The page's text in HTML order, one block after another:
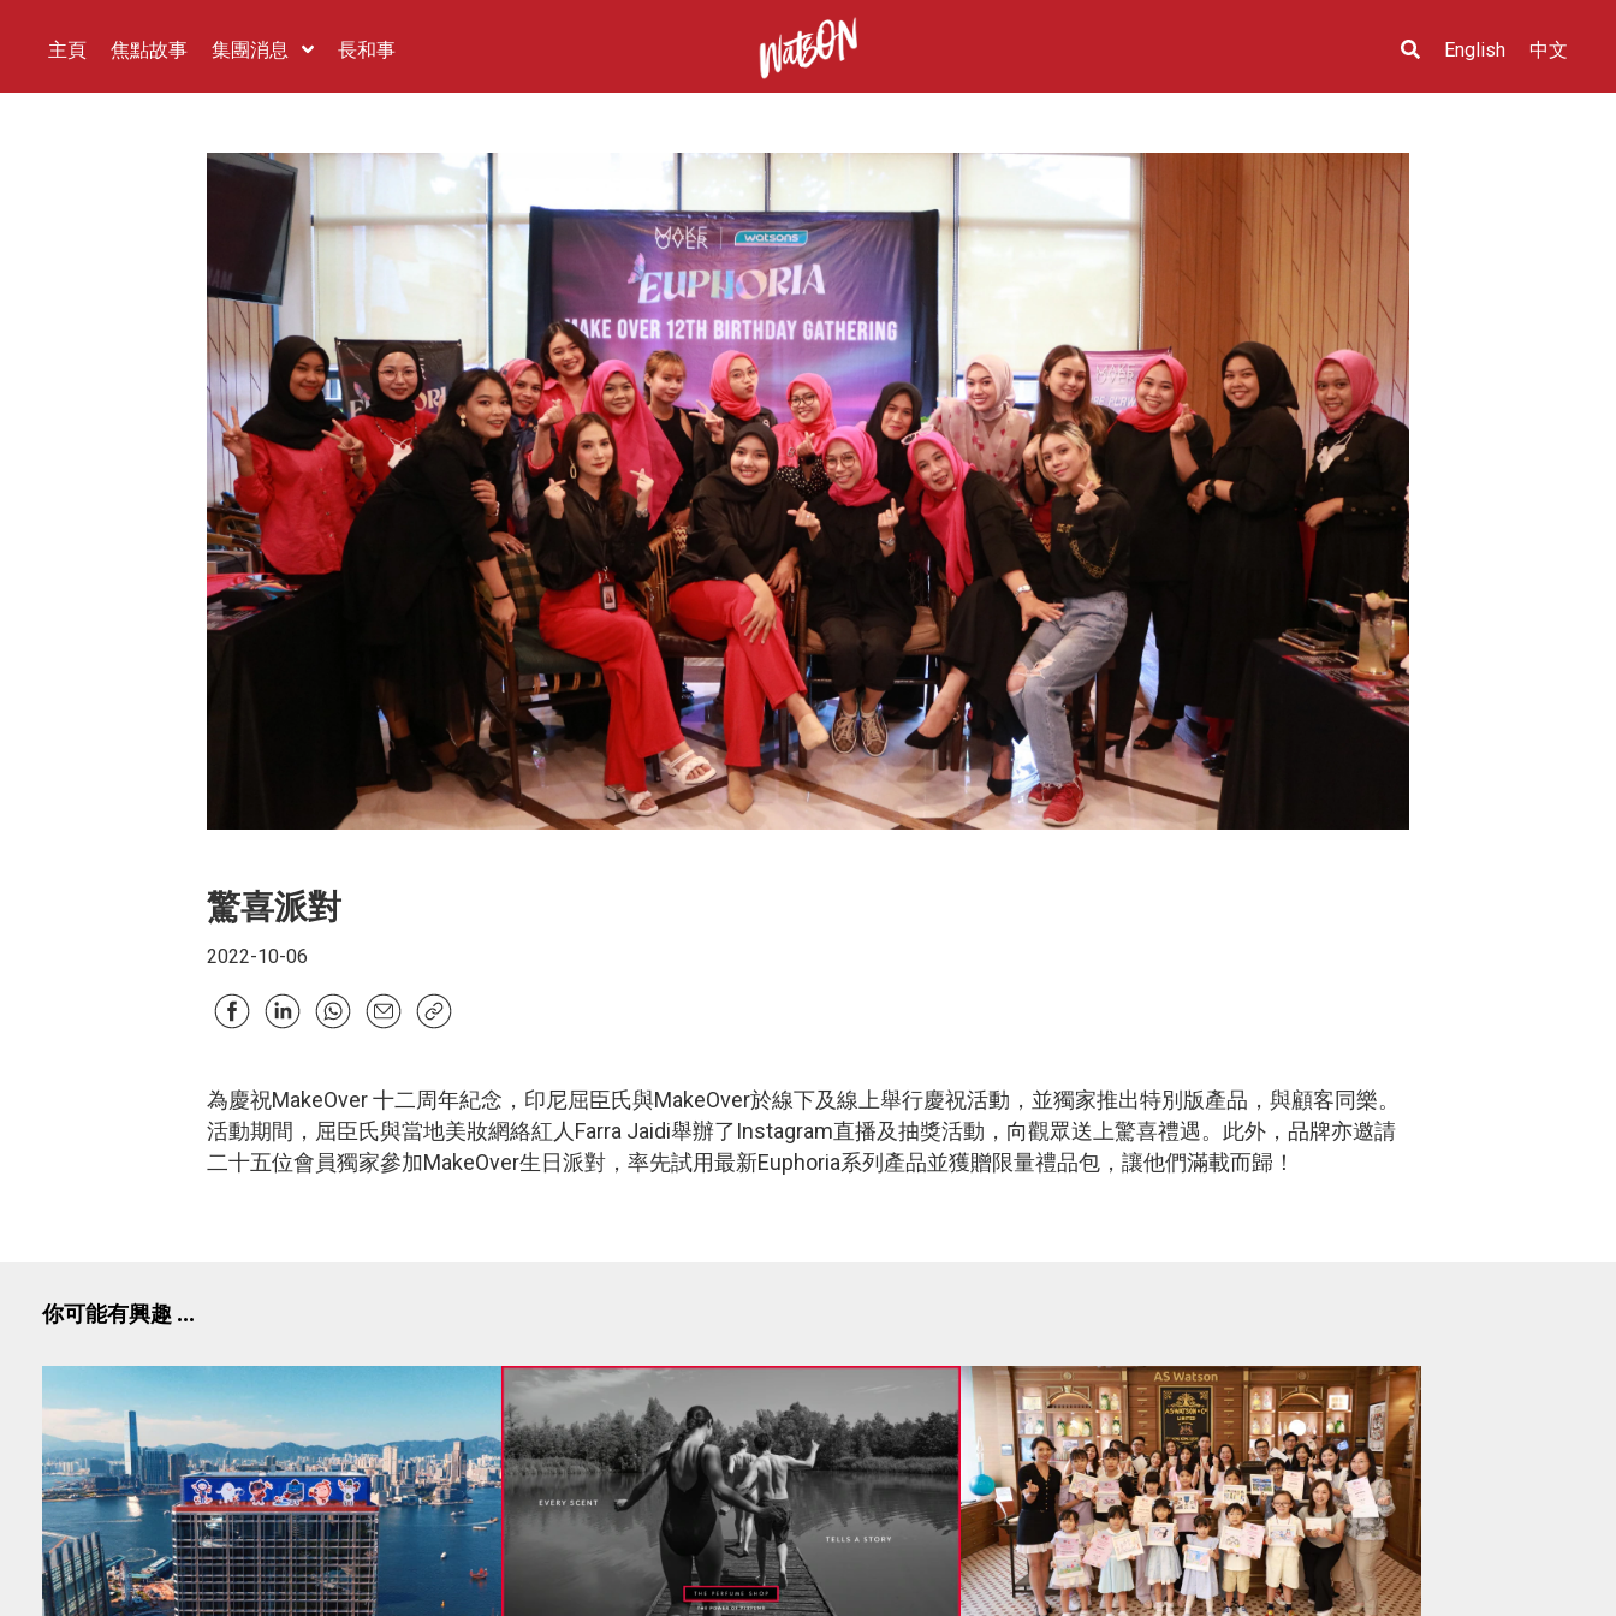
主頁 焦點故事 集團消息 長和事 English 中文
驚喜派對
2022-10-06
為慶祝MakeOver 十二周年紀念，印尼屈臣氏與MakeOver於線下及線上舉行慶祝活動，並獨家推出特別版產品，與顧客同樂。
活動期間，屈臣氏與當地美妝網絡紅人Farra Jaidi舉辦了Instagram直播及抽獎活動，向觀眾送上驚喜禮遇。此外，品牌亦邀請
二十五位會員獨家參加MakeOver生日派對，率先試用最新Euphoria系列產品並獲贈限量禮品包，讓他們滿載而歸！
你可能有興趣 ...